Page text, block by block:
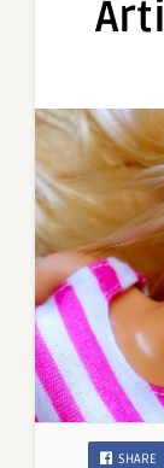
SHARE